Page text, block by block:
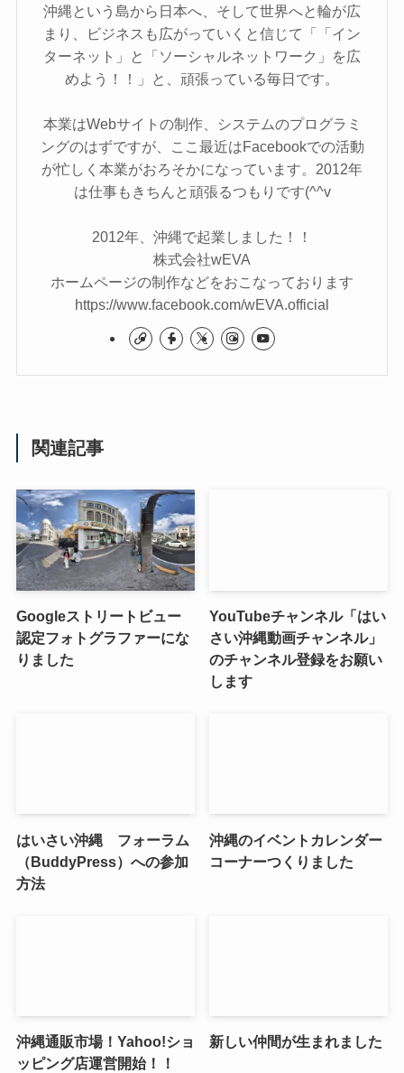
沖縄という島から日本へ、そして世界へと輪が広
まり、ビジネスも広がっていくと信じて「「イン
ターネット」と「ソーシャルネットワーク」を広
めよう！！」と、頑張っている毎日です。
本業はWebサイトの制作、システムのプログラミ
ングのはずですが、ここ最近はFacebookでの活動
が忙しく本業がおろそかになっています。2012年
は仕事もきちんと頑張るつもりです(^^v
2012年、沖縄で起業しました！！
株式会社wEVA
ホームページの制作などをおこなっております
https://www.facebook.com/wEVA.official
関連記事
Googleストリートビュー
認定フォトグラファーにな
りました
YouTubeチャンネル「はい
さい沖縄動画チャンネル」
のチャンネル登録をお願い
します
はいさい沖縄 フォーラム
（BuddyPress）への参加
方法
沖縄のイベントカレンダー
コーナーつくりました
沖縄通販市場！Yahoo!ショ
ッピング店運営開始！！
新しい仲間が生まれました